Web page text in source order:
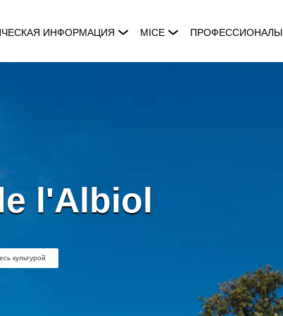
ИНФОРМАЦИЯ MICE ПРОФЕССИОНАЛЫ
l'Albiol
культурой